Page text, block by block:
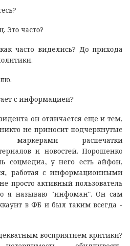
Это часто?
часто виделись? До прихода
с информацией?
он отличается еще и тем,
не приносит подчеркнутые
распечатки
и новостей. Порошенко
соцмедиа, у него есть айфон,
работая с информационными
просто активный пользователь
я называю "инфоман". Он сам
в ФБ и был таким всегда -
восприятием критики?